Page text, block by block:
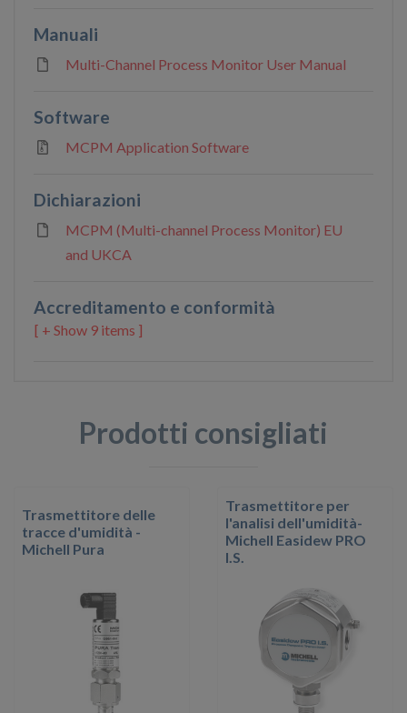
Manuali
Multi-Channel Process Monitor User Manual
Software
MCPM Application Software
Dichiarazioni
MCPM (Multi-channel Process Monitor) EU
and UKCA
Accreditamento e conformità
9 items ]
Prodotti consigliati
Trasmettitore delle
tracce d'umidità -
Michell Pura
Trasmettitore per
l'analisi dell'umidità-
Michell Easidew PRO
I.S.